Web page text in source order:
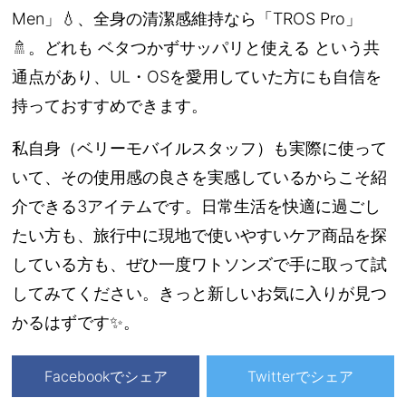
Men」💧、全身の清潔感維持なら「TROS Pro」
🚿。どれもベタつかずサッパリと使える という共
通点があり、UL・OSを愛用していた方にも自信を
持っておすすめできます。
私自身（ベリーモバイルスタッフ）も実際に使って
いて、その使用感の良さを実感しているからこそ紹
介できる3アイテムです。日常生活を快適に過ごし
たい方も、旅行中に現地で使いやすいケア商品を探
している方も、ぜひ一度ワトソンズで手に取って試
してみてください。きっと新しいお気に入りが見つ
かるはずです✨。
Facebookでシェア Twitterでシェア